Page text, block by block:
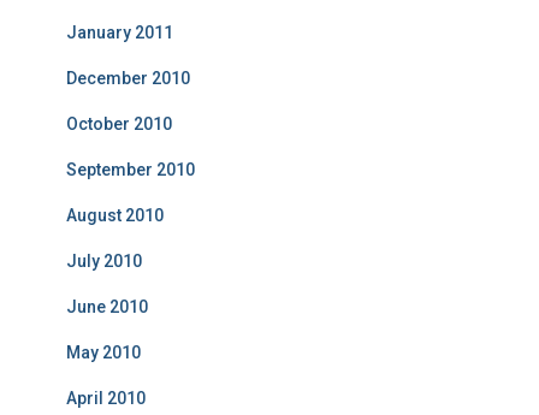
January 2011
December 2010
October 2010
September 2010
August 2010
July 2010
June 2010
May 2010
April 2010